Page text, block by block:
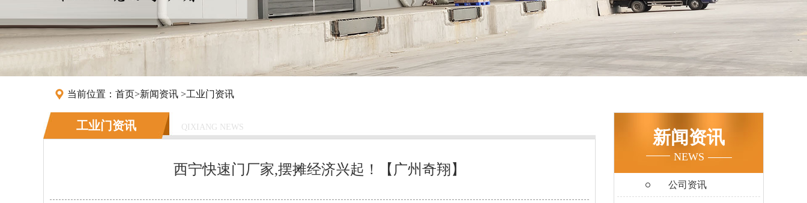
当前位置： 首页>新闻资讯 >工业门资讯
工业门资讯 QIXIANG NEWS
西宁快速门厂家,摆摊经济兴起！【广州奇翔】
新闻资讯
NEWS
公司资讯